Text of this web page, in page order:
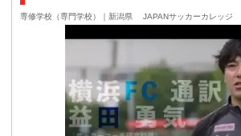
専修学校（専門学校）｜新潟県 JAPANサッカーカレッジ